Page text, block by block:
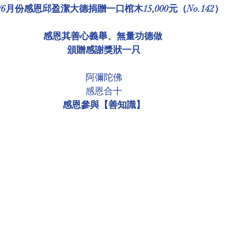
環境介紹 壇院規則/玄人公告 各尊神佛介紹
月份感恩邱盈潔大德捐贈一口棺木15,000元（No.142）
感恩其善心義舉、無量功德做
頒贈感謝獎狀一只
阿彌陀佛
感恩合十
感恩參與【善知識】